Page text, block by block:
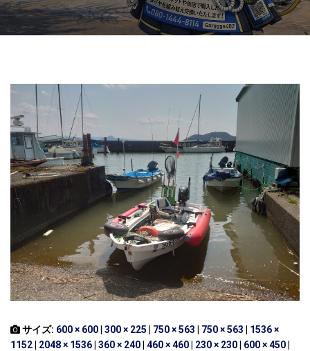
サイズ: 600 × 600| 300 × 225 | 750 × 563 | 750 × 563 | 1536 ×
1152| 2048 × 1536| 360 × 240| 460 × 460| 230 × 230| 600 × 450|